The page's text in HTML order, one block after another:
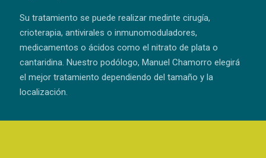
Su tratamiento se puede realizar medinte cirugía,
crioterapia, antivirales o inmunomoduladores,
medicamentos o ácidos como el nitrato de plata o
cantaridina. Nuestro podólogo, Manuel Chamorro elegirá
el mejor tratamiento dependiendo del tamaño y la
localización.